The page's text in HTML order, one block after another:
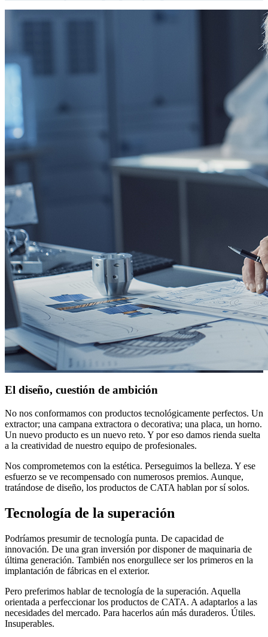
El diseño, cuestión de ambición
No nos conformamos con productos tecnológicamente perfectos. Un
extractor; una campana extractora o decorativa; una placa, un horno.
Un nuevo producto es un nuevo reto. Y por eso damos rienda suelta
a la creatividad de nuestro equipo de profesionales.
Nos comprometemos con la estética. Perseguimos la belleza. Y ese
esfuerzo se ve recompensado con numerosos premios. Aunque,
tratándose de diseño, los productos de CATA hablan por sí solos.
Tecnología de la superación
Podríamos presumir de tecnología punta. De capacidad de
innovación. De una gran inversión por disponer de maquinaria de
última generación. También nos enorgullece ser los primeros en la
implantación de fábricas en el exterior.
Pero preferimos hablar de tecnología de la superación. Aquella
orientada a perfeccionar los productos de CATA. A adaptarlos a las
necesidades del mercado. Para hacerlos aún más duraderos. Útiles.
Insuperables.